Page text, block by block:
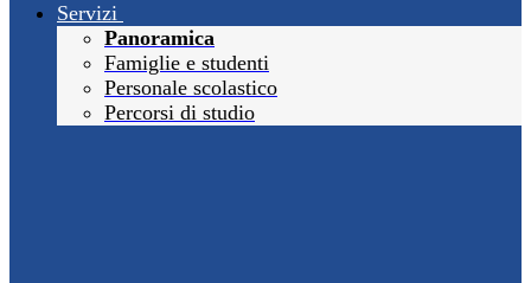
Servizi
Panoramica
Famiglie e studenti
Personale scolastico
Percorsi di studio